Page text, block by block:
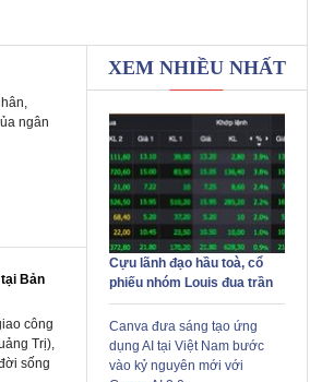
ngân
Bản
công
Trị),
sống
XEM NHIỀU NHẤT
Cựu lãnh đạo hầu toà, cổ
phiếu nhóm Louis đua trần
Canva đưa sáng tạo ứng
dụng AI tại Việt Nam bước
vào kỷ nguyên mới với